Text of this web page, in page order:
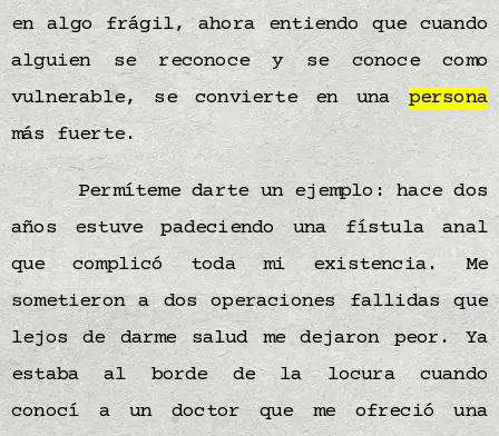
en algo frágil, ahora entiendo que cuando
alguien se reconoce y se conoce como
vulnerable, se convierte en una persona
más fuerte.
Permíteme darte un ejemplo: hace dos
años estuve padeciendo una fístula anal
que complicó toda mi existencia. Me
sometieron a dos operaciones fallidas que
lejos de darme salud me dejaron peor. Ya
estaba al borde de la locura cuando
conocí a un doctor que me ofreció una